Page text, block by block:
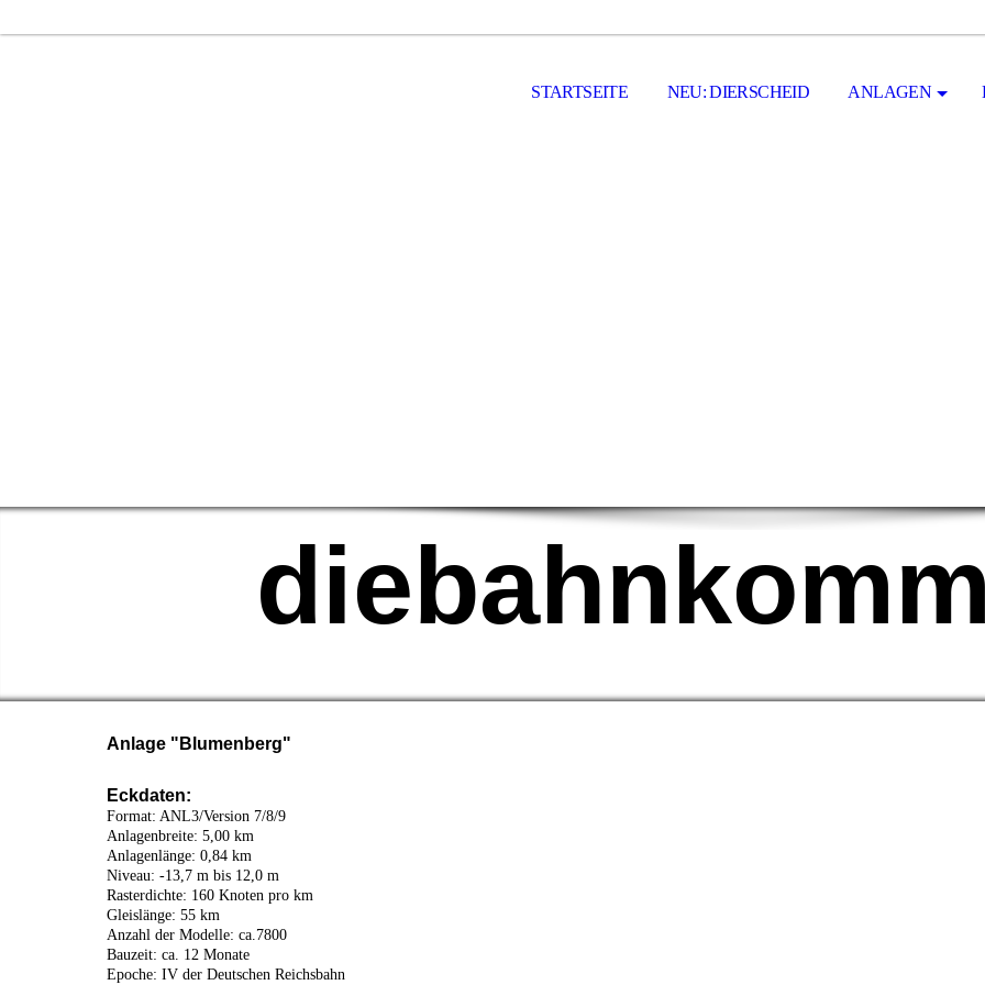
STARTSEITE NEU: DIERSCHEID ANLAGEN
Anlage "Blumenberg"
Eckdaten:
Format: ANL3/Version 7/8/9
Anlagenbreite: 5,00 km
Anlagenlänge: 0,84 km
Niveau: -13,7 m bis 12,0 m
Rasterdichte: 160 Knoten pro km
Gleislänge: 55 km
Anzahl der Modelle: ca.7800
Bauzeit: ca. 12 Monate
Epoche: IV der Deutschen Reichsbahn